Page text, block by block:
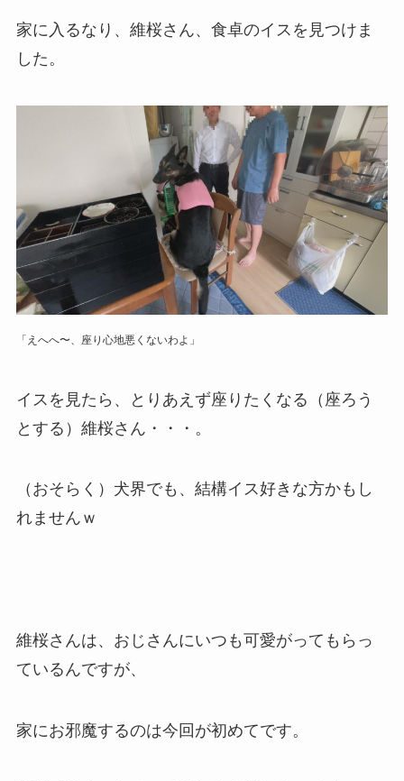
家に入るなり、維桜さん、食卓のイスを見つけま
した。
「えへへ〜、座り心地悪くないわよ」
イスを見たら、とりあえず座りたくなる（座ろう
とする）維桜さん・・・。
（おそらく）犬界でも、結構イス好きな方かもし
れませんｗ
維桜さんは、おじさんにいつも可愛がってもらっ
ているんですが、
家にお邪魔するのは今回が初めてです。